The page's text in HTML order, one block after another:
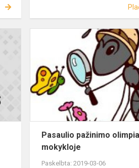
Pasaulio pažinimo
mokykloje
Paskelbta: 2019-03-06